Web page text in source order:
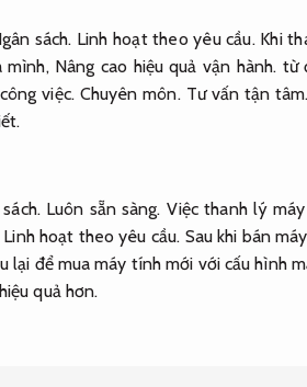
sách. Linh hoạt theo yêu cầu.Khi
mình, Nâng cao hiệu quả vận hành. từ
việc. Chuyên môn. Tư vấn tận tâm.
Luôn sẵn sàng. Việc thanh lý
Linh hoạt theo yêu cầu. Sau khi bán
lại để mua máy tính mới với cấu hình
quả hơn.